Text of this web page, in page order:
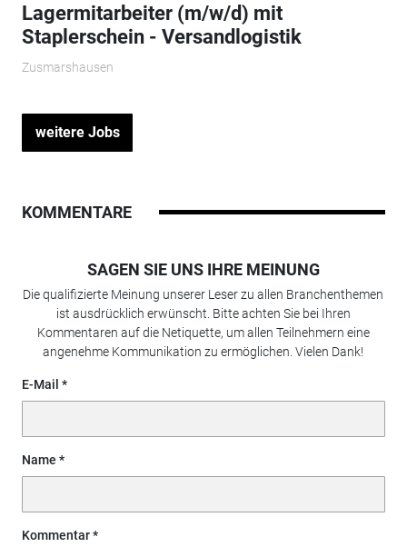
Lagermitarbeiter (m/w/d) mit
Staplerschein - Versandlogistik
Zusmarshausen
weitere Jobs
KOMMENTARE
SAGEN SIE UNS IHRE MEINUNG
Die qualifizierte Meinung unserer Leser zu allen Branchenthemen
ist ausdrücklich erwünscht. Bitte achten Sie bei Ihren
Kommentaren auf die Netiquette, um allen Teilnehmern eine
angenehme Kommunikation zu ermöglichen. Vielen Dank!
E-Mail
Name
Kommentar